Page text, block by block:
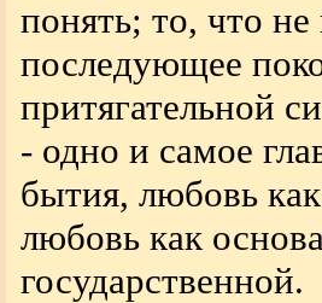
понять; то, что не
последующее
притягательной
- одно и самое
бытия, любовь
любовь как
государственной.